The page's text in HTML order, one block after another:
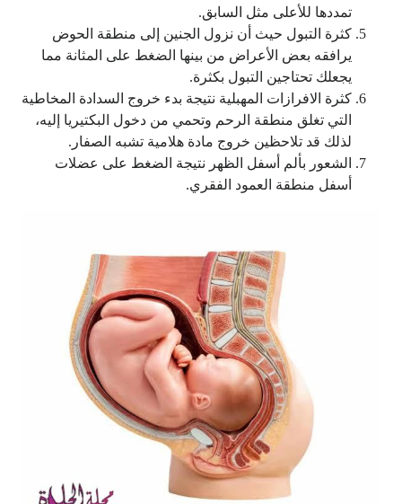
تمددها للأعلى مثل السابق.
كثرة التبول حيث أن نزول الجنين إلى منطقة الحوض
يرافقه بعض الأعراض من بينها الضغط على المثانة مما
يجعلك تحتاجين التبول بكثرة.
كثرة الافرازات المهبلية نتيجة بدء خروج السدادة المخاطية
التي تغلق منطقة الرحم وتحمي من دخول البكتيريا إليه،
لذلك قد تلاحظين خروج مادة هلامية تشبه الصفار.
الشعور بألم أسفل الظهر نتيجة الضغط على عضلات
أسفل منطقة العمود الفقري.